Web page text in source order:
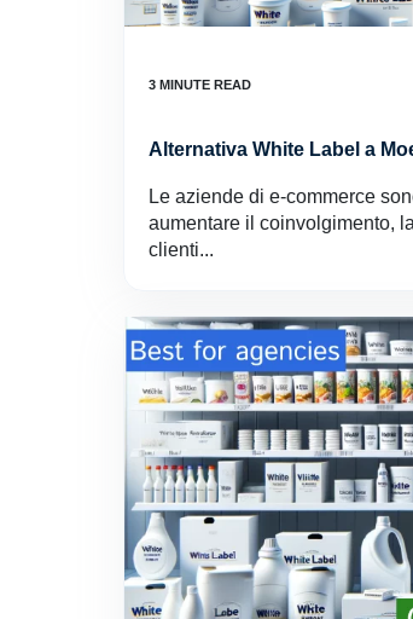
Alternativa White Label a
Le aziende di e-commerce
aumentare il coinvolgimento,
clienti...